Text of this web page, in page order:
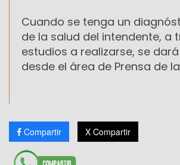
Cuando se tenga un
de la salud del intendente, a
estudios a realizarse, se
desde el área de Prensa de
Compartir X Compartir